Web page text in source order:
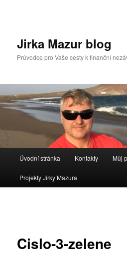
Jirka Mazur blog
Průvodce pro Vaše cesty k finanční
navigační
Úvodní stránka Kontakty Můj
Projekty Jirky Mazura
Cislo-3-zelene